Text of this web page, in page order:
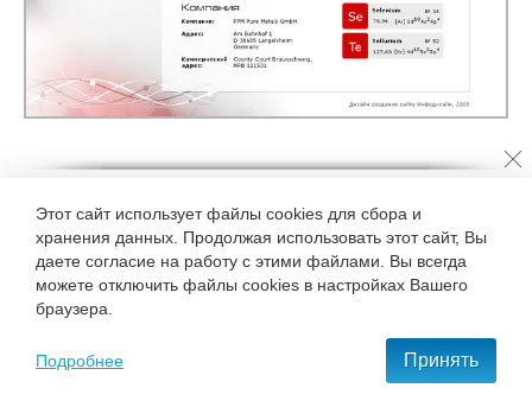
Клиент:ООО «КВАР»
Компания работает на рынке редких рассеянных металлов
(minor metals) и химических продуктов, имеющих
высокотехнологическое применение в оптике, электронике,
химии, в аэрокосмической области, в сфере
товарами являются селен и теллур, идущие на экспорт
(Европа, Азия, Северная Америка и СНГ) и внутренний
рынок (заводы по производству стекла, электронная,
Этот сайт использует файлы cookies для сбора и
хранения данных. Продолжая использовать этот сайт, Вы
даете согласие на работу с этими файлами. Вы всегда
можете отключить файлы cookies в настройках Вашего
браузера.
Подробнее Принять